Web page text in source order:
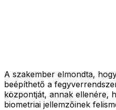
A szakember elmondta,
beépíthető a
központját, annak ellenére,
biometriai jellemzőinek